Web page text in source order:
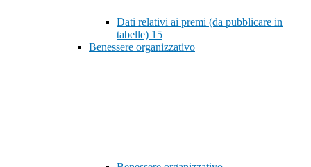
Dati relativi ai premi (da pubblicare in
tabelle) 15
Benessere organizzativo